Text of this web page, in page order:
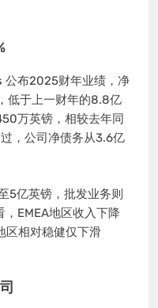
公布2025财年业绩，净
低于上一财年的8.8亿
万英镑，相较去年同
，公司净债务从3.6亿
5亿英镑，批发业务则
EMEA地区收入下降
区相对稳健仅下滑